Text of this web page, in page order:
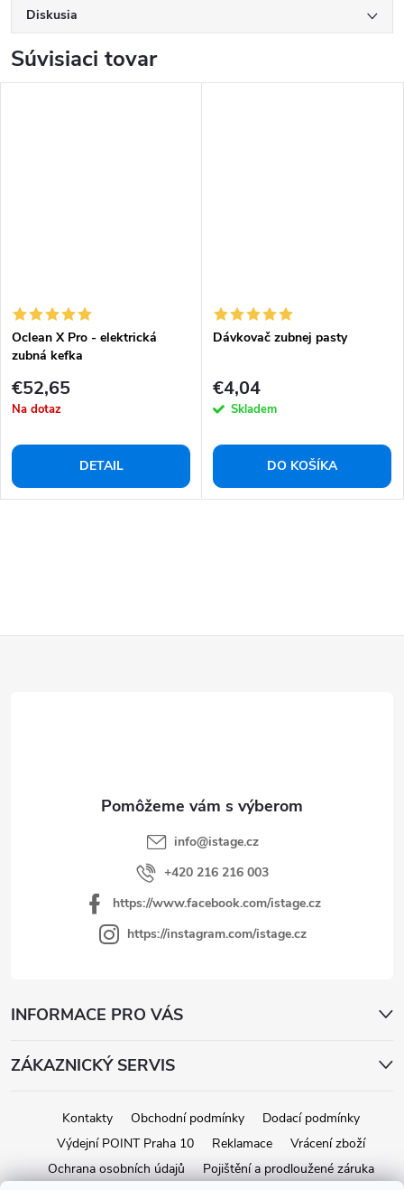
Diskusia
Súvisiaci tovar
Oclean X Pro - elektrická
zubná kefka
€52,65
Na dotaz
DETAIL
Dávkovač zubnej pasty
€4,04
Skladem
DO KOŠÍKA
info@istage.cz
+420 216 216 003
https://www.facebook.com/istage.cz
https://instagram.com/istage.cz
INFORMACE PRO VÁS
ZÁKAZNICKÝ SERVIS
Kontakty Obchodní podmínky
Dodací podmínky
Výdejní POINT Praha 10
Reklamace
Vrácení zboží
Ochrana osobních údajů
Pojištění a prodloužené záruka